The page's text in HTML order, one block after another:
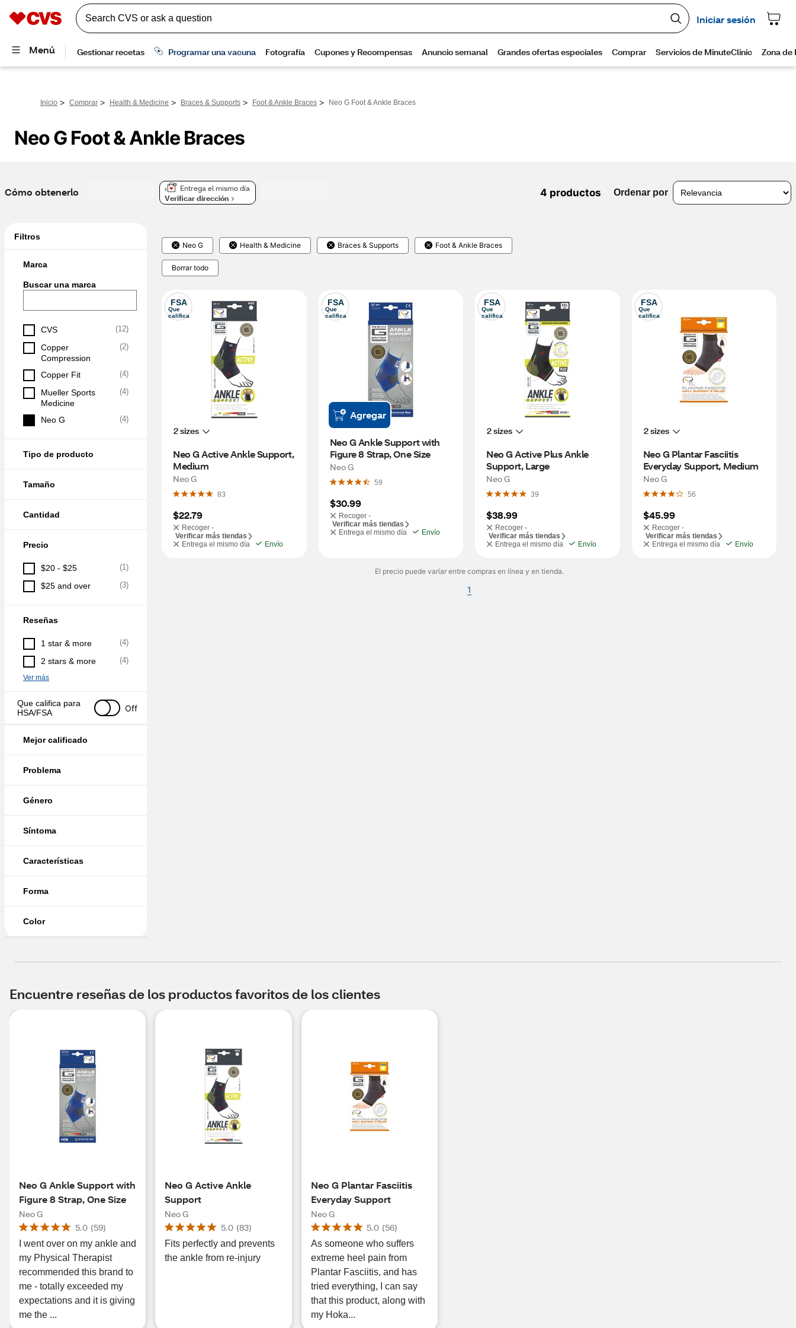
Inicio > Comprar > Health & Medicine > Braces & Supports > Foot & Ankle Braces > Neo G Foot & Ankle Braces
Neo G Foot & Ankle Braces
Cómo obtenerlo
Entrega el mismo día
Verificar dirección
4 productos Ordenar por
Filtros
Marca
Buscar una marca
CVS (12)
Copper
Compression
(2)
Copper Fit (4)
Mueller Sports
Medicine
(4)
Neo G (4)
Tipo de producto
Tamaño
Cantidad
Precio
$20 - $25 (1)
$25 and over (3)
Reseñas
1 star & more (4)
2 stars & more (4)
Ver más
Que califica para
HSA/FSA
Off
Mejor calificado
Problema
Género
Síntoma
Características
Forma
Color
Neo G Health & Medicine Braces & Supports Foot & Ankle Braces
Borrar todo
FSA
Que
califica
2 sizes
Neo G Active Ankle Support,
Medium
Neo G
83
$22.79
Recoger -
Verificar más tiendas
Entrega el mismo día
Envío
FSA
Que
califica
Agregar
Neo G Ankle Support with
Figure 8 Strap, One Size
Neo G
59
$30.99
Recoger -
Verificar más tiendas
Entrega el mismo día
Envío
FSA
Que
califica
2 sizes
Neo G Active Plus Ankle
Support, Large
Neo G
39
$38.99
Recoger -
Verificar más tiendas
Entrega el mismo día
Envío
FSA
Que
califica
2 sizes
Neo G Plantar Fasciitis
Everyday Support, Medium
Neo G
56
$45.99
Recoger -
Verificar más tiendas
Entrega el mismo día
Envío
El precio puede variar entre compras en línea y en tienda.
1
Encuentre reseñas de los productos favoritos de los clientes
Neo G Ankle Support with
Figure 8 Strap, One Size
Neo G
5.0 (59)
I went over on my ankle and
my Physical Therapist
recommended this brand to
me - totally exceeded my
expectations and it is giving
me the ...
Neo G Active Ankle
Support
Neo G
5.0 (83)
Fits perfectly and prevents
the ankle from re-injury
Neo G Plantar Fasciitis
Everyday Support
Neo G
5.0 (56)
As someone who suffers
extreme heel pain from
Plantar Fasciitis, and has
tried everything, I can say
that this product, along with
my Hoka...